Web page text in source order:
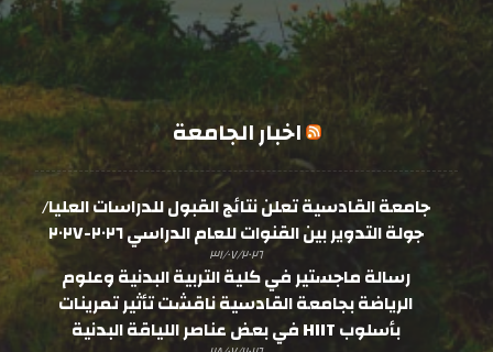
اخبار الجامعة
جامعة القادسية تعلن نتائج القبول للدراسات العليا/
جولة التدوير بين القنوات للعام الدراسي ٢٠٢٦-٢٠٢٧
٣١/٠٧/٢٠٢٦
رسالة ماجستير في كلية التربية البدنية وعلوم
الرياضة بجامعة القادسية ناقشت تأثير تمرينات
بأسلوب HIIT في بعض عناصر اللياقة البدنية